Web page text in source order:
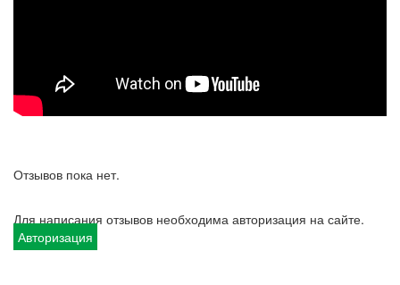
Отзывов пока нет.
Для написания отзывов необходима авторизация на сайте.
Авторизация